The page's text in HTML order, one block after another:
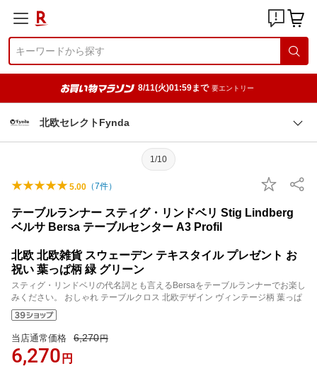
8/11(火)01:59まで 要エントリー
北欧セレクトFynda
1/10
5.00 （7件）
テーブルランナー スティグ・リンドベリ Stig Lindberg
ベルサ Bersa テーブルセンター A3 Profil
北欧 北欧雑貨 スウェーデン テキスタイル プレゼント お
祝い 葉っぱ柄 緑 グリーン
スティグ・リンドベリの代名詞とも言えるBersaをテーブルランナーでお楽し
みください。 おしゃれ テーブルクロス 北欧デザイン ヴィンテージ柄 葉っぱ
当店通常価格 6,270円
6,270 円